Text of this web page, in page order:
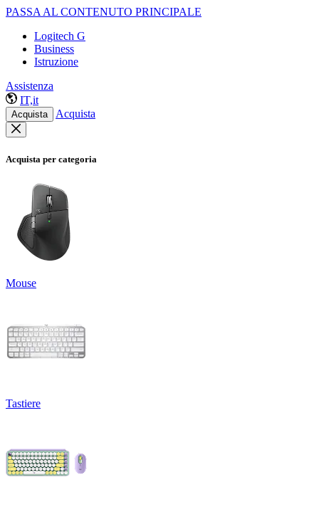
PASSA AL CONTENUTO PRINCIPALE
Logitech G
Business
Istruzione
Assistenza
IT,it
Acquista Acquista
Acquista per categoria
Mouse
Tastiere